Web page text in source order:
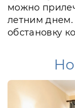
можно
летним днем.
обстановку